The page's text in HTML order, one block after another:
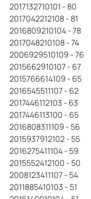
2017132710101 - 80
2017042212108 - 81
2016809210104 - 78
2017048210108 - 74
2006929510109 - 76
2015662910107 - 67
2015766614109 - 65
2016545511107 - 62
2017446112103 - 63
2017446113100 - 65
2016808311109 - 56
2015937912102 - 55
2016275411104 - 59
2015552412100 - 50
2008123411107 - 54
2011885410103 - 51